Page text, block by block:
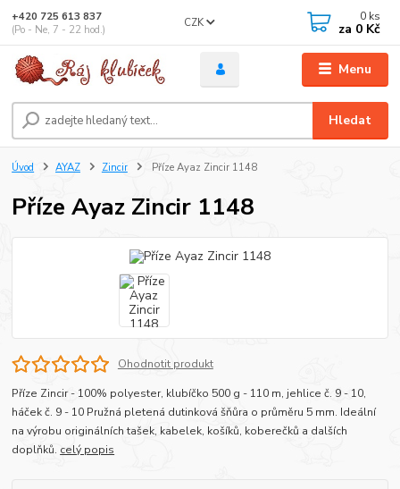
Menu
CZK
Hledat
+420 725 613 837
(Po - Ne, 7 - 22 hod.)
0 ks
za 0 Kč
Úvod AYAZ Zincir Příze Ayaz Zincir 1148
Příze Ayaz Zincir 1148
Ohodnotit produkt
Příze Zincir - 100% polyester, klubíčko 500 g - 110 m, jehlice č. 9 - 10,
háček č. 9 - 10 Pružná pletená dutinková šňůra o průměru 5 mm. Ideální
na výrobu originálních tašek, kabelek, košíků, koberečků a dalších
doplňků. celý popis